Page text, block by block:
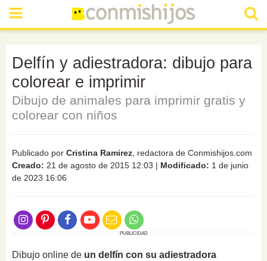
Delfín y adiestradora: dibujo para
colorear e imprimir
Dibujo de animales para imprimir gratis y
colorear con niños
Publicado por Cristina Ramirez , redactora de Conmishijos.com
Creado: 21 de agosto de 2015 12:03 | Modificado: 1 de junio
de 2023 16:06
PUBLICIDAD
Dibujo online de un delfín con su adiestradora